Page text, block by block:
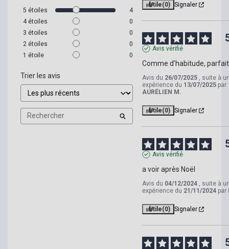
5 étoiles
4
4 étoiles
0
3 étoiles
0
2 étoiles
0
1 étoile 0
Trier les avis
Utile(0) Signaler
Avis vérifié
Comme d’habitude, parfait
Avis du 26/07/2025 , suite à
expérience du 13/07/2025 par
AURÉLIEN M.
Utile(0) Signaler
Avis vérifié
a voir après Noël
Avis du 04/12/2024 , suite à
expérience du 21/11/2024 par
Utile(0) Signaler